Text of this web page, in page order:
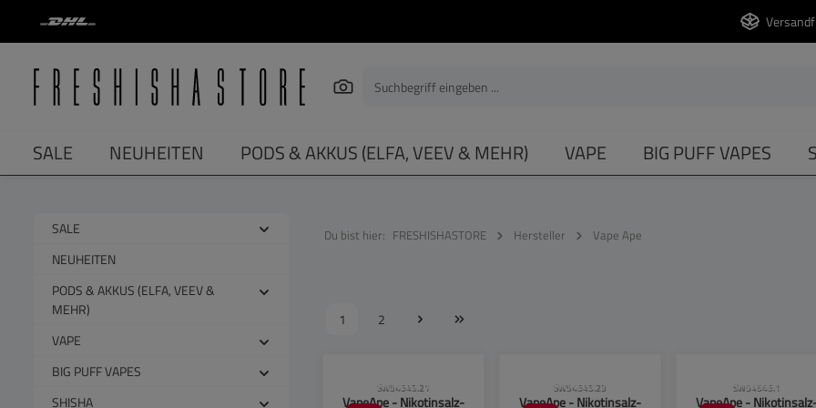
Zur Hauptnavigation springen
SALE NEUHEITEN PODS & AKKUS (ELFA, VEEV & MEHR) VAPE BIG PUFF VAPES
SALE
NEUHEITEN
PODS & AKKUS (ELFA, VEEV &
MEHR)
VAPE
BIG PUFF VAPES
SHISHA
Du bist hier: FRESHISHASTORE Hersteller Vape Ape
1 2
CLP-Hinweise beachten!
SW54545.21
VapeApe - Nikotinsalz-
CLP-Hinweise beachten!
SW54545.23
VapeApe - Nikotinsalz-
CLP-Hinweise beachten!
SW54545.1
VapeApe -